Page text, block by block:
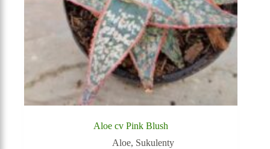
Aloe cv Pink Blush
Aloe, Sukulenty